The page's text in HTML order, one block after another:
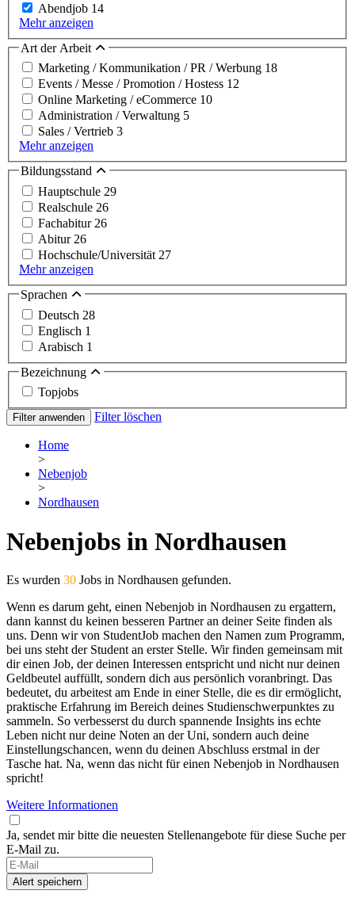
Abendjob 14
Mehr anzeigen
Art der Arbeit
Marketing / Kommunikation / PR / Werbung 18
Events / Messe / Promotion / Hostess 12
Online Marketing / eCommerce 10
Administration / Verwaltung 5
Sales / Vertrieb 3
Mehr anzeigen
Bildungsstand
Hauptschule 29
Realschule 26
Fachabitur 26
Abitur 26
Hochschule/Universität 27
Mehr anzeigen
Sprachen
Deutsch 28
Englisch 1
Arabisch 1
Bezeichnung
Topjobs
Filter anwenden Filter löschen
Home
>
Nebenjob
>
Nordhausen
Nebenjobs in Nordhausen
Es wurden 30 Jobs in Nordhausen gefunden.
Wenn es darum geht, einen Nebenjob in Nordhausen zu ergattern,
dann kannst du keinen besseren Partner an deiner Seite finden als
uns. Denn wir von StudentJob machen den Namen zum Programm,
bei uns steht der Student an erster Stelle. Wir finden gemeinsam mit
dir einen Job, der deinen Interessen entspricht und nicht nur deinen
Geldbeutel auffüllt, sondern dich aus persönlich voranbringt. Das
bedeutet, du arbeitest am Ende in einer Stelle, die es dir ermöglicht,
praktische Erfahrung im Bereich deines Studienschwerpunktes zu
sammeln. So verbesserst du durch spannende Insights ins echte
Leben nicht nur deine Noten an der Uni, sondern auch deine
Einstellungschancen, wenn du deinen Abschluss erstmal in der
Tasche hat. Na, wenn das nicht für einen Nebenjob in Nordhausen
spricht!
Weitere Informationen
Ja, sendet mir bitte die neuesten Stellenangebote für diese Suche per
E-Mail zu.
Alert speichern